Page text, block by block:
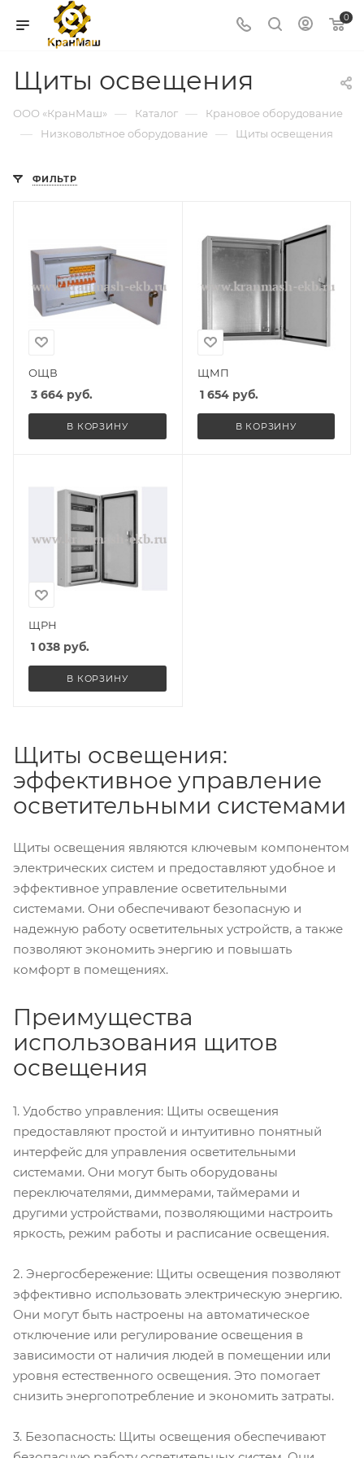
0
Щиты освещения
ООО «КранМаш» — Каталог — Крановое оборудование
— Низковольтное оборудование — Щиты освещения
ФИЛЬТР
ОЩВ
3 664 руб.
В КОРЗИНУ
ЩМП
1 654руб.
В КОРЗИНУ
ЩРН
1 038 руб.
В КОРЗИНУ
Щиты освещения:
эффективное управление
осветительными системами
Щиты освещения являются ключевым компонентом
электрических систем и предоставляют удобное и
эффективное управление осветительными
системами. Они обеспечивают безопасную и
надежную работу осветительных устройств, а также
позволяют экономить энергию и повышать
комфорт в помещениях.
Преимущества
использования щитов
освещения
1. Удобство управления: Щиты освещения
предоставляют простой и интуитивно понятный
интерфейс для управления осветительными
системами. Они могут быть оборудованы
переключателями, диммерами, таймерами и
другими устройствами, позволяющими настроить
яркость, режим работы и расписание освещения.
2. Энергосбережение: Щиты освещения позволяют
эффективно использовать электрическую энергию.
Они могут быть настроены на автоматическое
отключение или регулирование освещения в
зависимости от наличия людей в помещении или
уровня естественного освещения. Это помогает
снизить энергопотребление и экономить затраты.
3. Безопасность: Щиты освещения обеспечивают